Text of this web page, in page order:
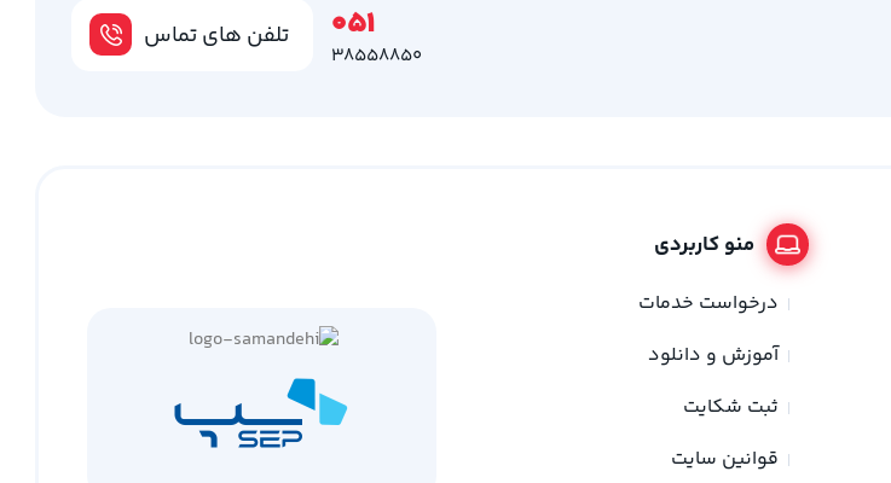
تلفن های تماس 051
38558850
منو کاربردی
درخواست خدمات
آموزش و دانلود
ثبت شکایت
قوانین سایت